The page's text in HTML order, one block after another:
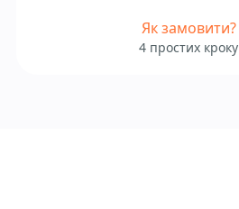
Як замовити?
4 простих кроку